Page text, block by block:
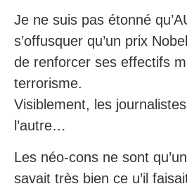
Je ne suis pas étonné
s’offusquer qu’un prix
de renforcer ses effectifs
terrorisme.
Visiblement, les
l’autre…
Les néo-cons ne sont
savait très bien ce u’il